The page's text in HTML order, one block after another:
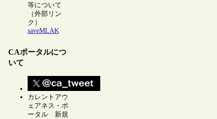
等について
（外部リン
ク）
saveMLAK
CAポータルにつ
いて
カレントアウ
ェアネス・ポ
ータル 新規